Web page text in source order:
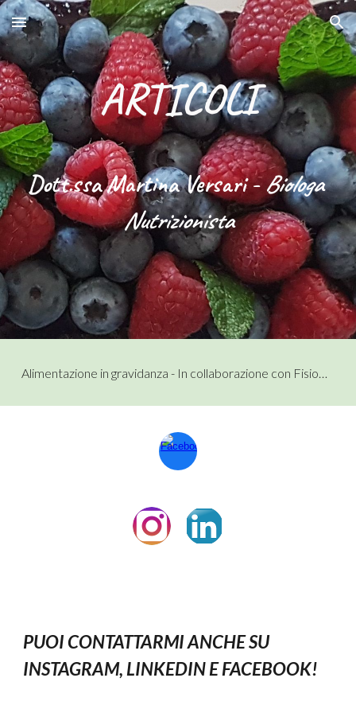
Skip to main content Skip to navigation
ARTICOLI
Dott.ssa Martina Versari - Biologa
Nutrizionista
PUOI CONTATTARMI ANCHE SU
INSTAGRAM, LINKEDIN E FACEBOOK!